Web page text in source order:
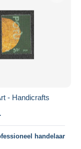
- Handicrafts
handelaar